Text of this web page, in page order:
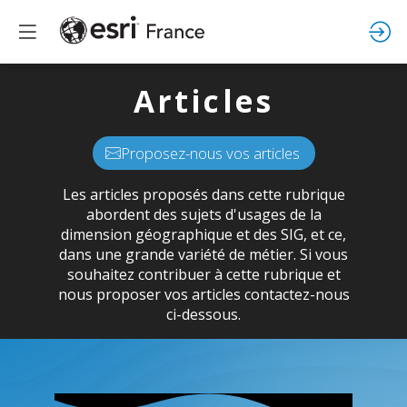
Articles
Proposez-nous vos articles
Les articles proposés dans cette rubrique
abordent des sujets d'usages de la
dimension géographique et des SIG, et ce,
dans une grande variété de métier. Si vous
souhaitez contribuer à cette rubrique et
nous proposer vos articles contactez-nous
ci-dessous.